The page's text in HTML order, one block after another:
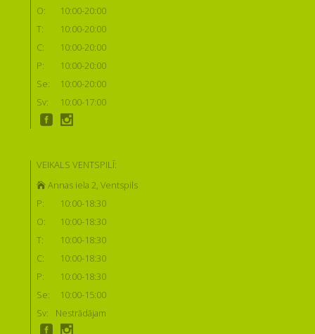
O:
10:00-20:00
T:
10:00-20:00
C:
10:00-20:00
P:
10:00-20:00
Se:
10:00-20:00
Sv:
10:00-17:00
VEIKALS VENTSPILĪ:
Annas iela 2, Ventspils
P:
10:00-18:30
O:
10:00-18:30
T:
10:00-18:30
C:
10:00-18:30
P:
10:00-18:30
Se:
10:00-15:00
Sv:
Nestrādājam